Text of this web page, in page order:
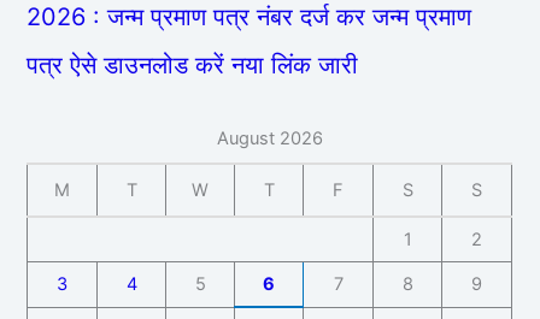
2026 : जन्म प्रमाण पत्र नंबर दर्ज कर जन्म प्रमाण
पत्र ऐसे डाउनलोड करें नया लिंक जारी
August 2026
M T W T F S S
1 2
3 4 5 6 7 8 9